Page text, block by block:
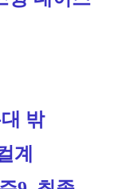
밖
계